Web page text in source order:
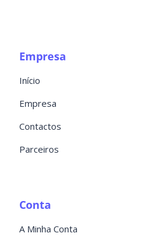
Empresa
Início
Empresa
Contactos
Parceiros
Conta
A Minha Conta